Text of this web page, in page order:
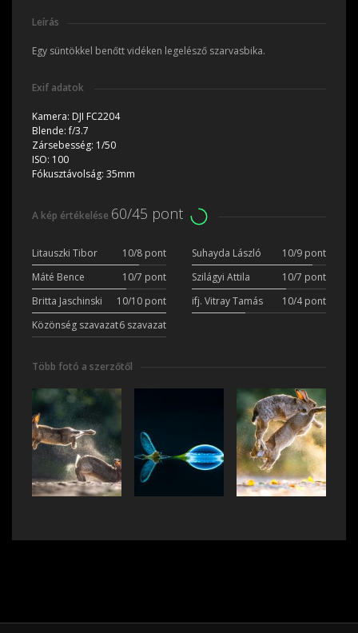
Leírás
Egy süntökkel benőtt vidéken legelésző szarvasbika.
Exif adatok
Kamera: DJI FC2204
Blende:f/3.7
Zársebesség: 1/50
ISO: 100
Fókusztávolság: 35mm
A kép értékelése 60/45 pont
Litauszki Tibor 10/8 pont Suhayda László
10/9 pont
Máté Bence
10/7 pont Szilágyi Attila
10/7 pont
Britta Jaschinski
10/10 pont ifj. Vitray Tamás
10/4 pont
Közönség szavazat6 szavazat
Több fotó a szerzőtől